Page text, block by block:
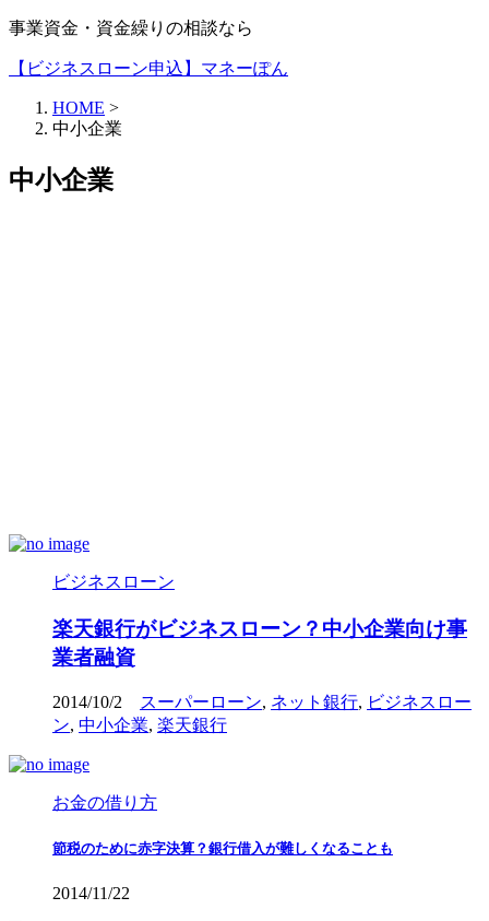
事業資金・資金繰りの相談なら
【ビジネスローン申込】マネーぽん
HOME >
中小企業
中小企業
ビジネスローン
楽天銀行がビジネスローン？中小企業向け事
業者融資
2014/10/2 スーパーローン, ネット銀行, ビジネスロー
ン, 中小企業, 楽天銀行
お金の借り方
節税のために赤字決算？銀行借入が難しくなることも
2014/11/22